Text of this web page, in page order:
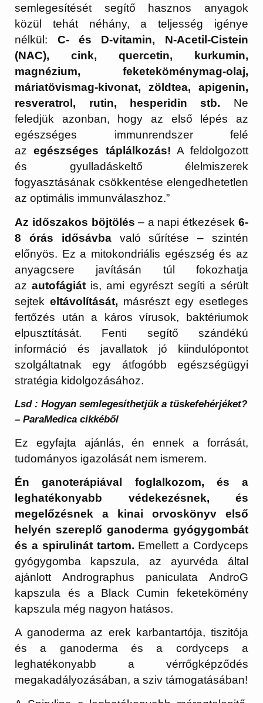
semlegesítését segítő hasznos anyagok
közül tehát néhány, a teljesség igénye
nélkül: C- és D-vitamin, N-Acetil-Cistein
(NAC), cink, quercetin, kurkumin,
magnézium, feketeköménymag-olaj,
máriatövismag-kivonat, zöldtea, apigenin,
resveratrol, rutin, hesperidin stb. Ne
feledjük azonban, hogy az első lépés az
egészséges immunrendszer felé
az egészséges táplálkozás! A feldolgozott
és gyulladáskeltő élelmiszerek
fogyasztásának csökkentése elengedhetetlen
az optimális immunválaszhoz.”
Az időszakos böjtölés– a napi étkezések 6-
8 órás idősávbavaló sűrítése – szintén
előnyös. Ez a mitokondriális egészség és az
anyagcsere javításán túl fokozhatja
azautofágiát is, ami egyrészt segíti a sérült
sejtekeltávolítását, másrészt egy esetleges
fertőzés után a káros vírusok, baktériumok
elpusztítását. Fenti segítő szándékú
információ és javallatok jó kiindulópontot
szolgáltatnak egy átfogóbb egészségügyi
stratégia kidolgozásához.
Lsd : Hogyan semlegesíthetjük a tüskefehérjéket?
– ParaMedica cikkéből
Ez egyfajta ajánlás, én ennek a forrását,
tudományos igazolását nem ismerem.
Én ganoterápiával foglalkozom, és a
leghatékonyabb védekezésnek, és
megelőzésnek a kinai orvoskönyv első
helyén szereplő ganoderma gyógygombát
és a spirulinát tartom. Emellett a Cordyceps
gyógygomba kapszula, az ayurvéda által
ajánlott Andrographus paniculata AndroG
kapszula és a Black Cumin feketekömény
kapszula még nagyon hatásos.
A ganoderma az erek karbantartója, tiszitója
és a ganoderma és a cordyceps a
leghatékonyabb a vérrőgképződés
megakadályozásában, a sziv támogatásában!